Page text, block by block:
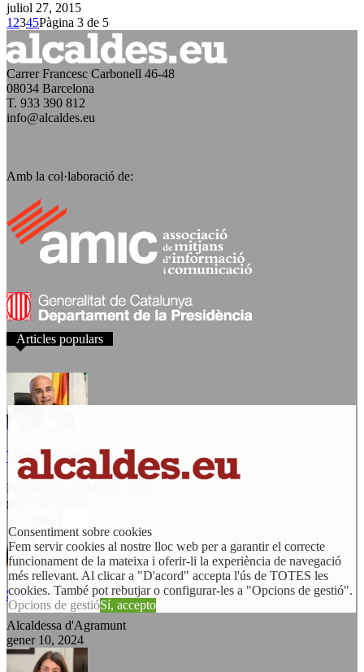
juliol 27, 2015
1 2345Pàgina 3 de 5
Carrer Francesc Carbonell 46-48
08034 Barcelona
T. 933 390 812
info@alcaldes.eu
Amb la col·laboració de:
Articles populars
Victor Ferrando
President de l'EMD de Jesús
gener 22, 2024
Sílvia Fernández
Alcaldessa d'Agramunt
gener 10, 2024
Consentiment sobre cookies
Fem servir cookies al nostre lloc web per a garantir el correcte
funcionament de la mateixa i oferir-li la experiència de navegació
més rellevant. Al clicar a "D'acord" accepta l'ús de TOTES les
cookies. També pot rebutjar o configurar-les a "Opcions de gestió".
Opcions de gestióSí, accepto